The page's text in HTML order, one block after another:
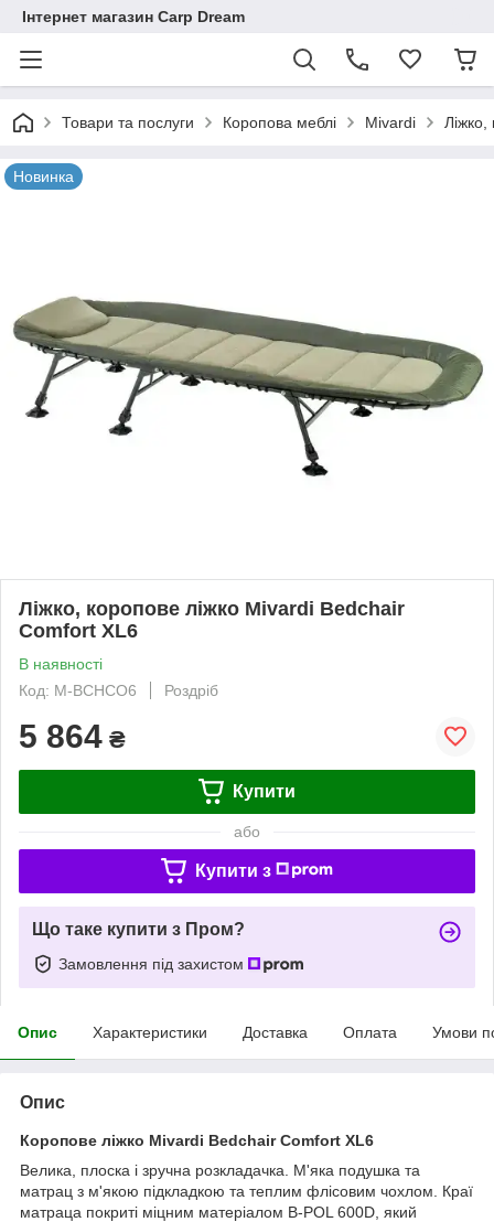
Інтернет магазин Carp Dream
Товари та послуги Коропова меблі Mivardi
Новинка
Ліжко, коропове ліжко Mivardi Bedchair
Comfort XL6
В наявності
Код: M-BCHCO6
Роздріб
5 864 ₴
Купити
або
Купити з
Що таке купити з Пром?
Замовлення під захистом
Опис Характеристики Доставка Оплата Умови
Опис
Коропове ліжко Mivardi Bedchair Comfort XL6
Велика, плоска і зручна розкладачка. М'яка подушка та
матрац з м'якою підкладкою та теплим флісовим чохлом. Краї
матраца покриті міцним матеріалом B-POL 600D, який